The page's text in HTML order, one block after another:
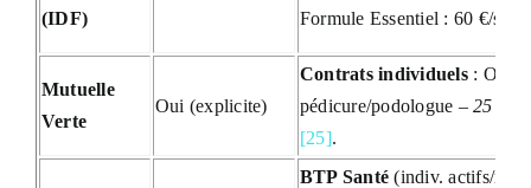
(IDF) Formule Essentiel : 60 €/
Mutuelle
Verte
Oui (explicite)
Contrats individuels:
pédicure/podologue –25 €
[25].
BTP Santé (indiv. actifs/